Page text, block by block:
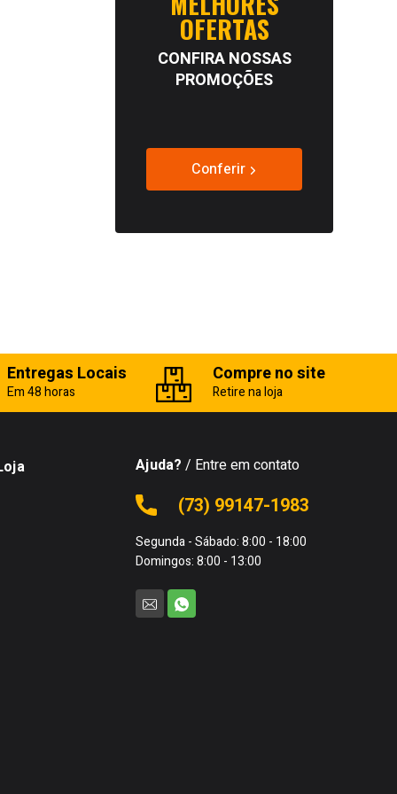
OFERTAS
CONFIRA NOSSAS
PROMOÇÕES
Conferir
Entregas Locais
Em 48 horas
Compre no site
Retire na loja
Ajuda? / Entre em contato
(73) 99147-1983
Segunda - Sábado: 8:00 - 18:00
Domingos: 8:00 - 13:00